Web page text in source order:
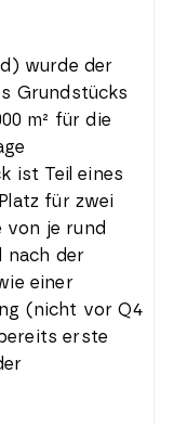
wurde der
Grundstücks
m² für die
ist Teil eines
für zwei
von je rund
nach der
einer
(nicht vor Q4
erste